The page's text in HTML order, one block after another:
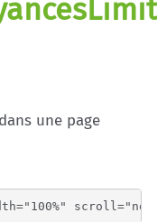
une page